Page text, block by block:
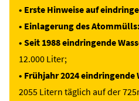
• Erste Hinweise auf
• Einlagerung des Atommülls:
• Seit 1988 eindringende
12.000 Liter;
• Frühjahr 2024 eindringende
2055 Litern täglich auf der